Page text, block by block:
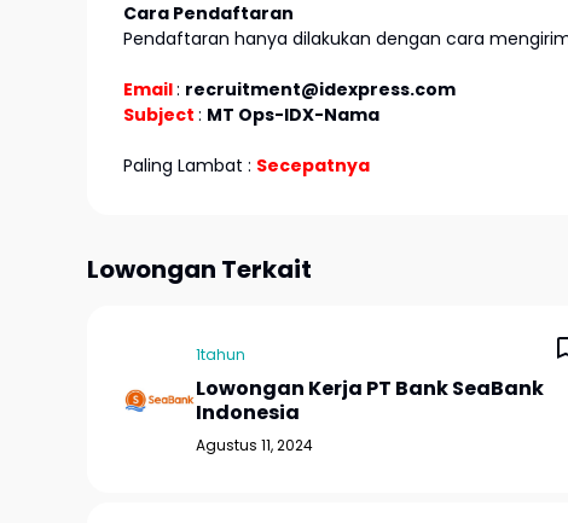
Cara Pendaftaran
Pendaftaran hanya dilakukan dengan cara
Email: recruitment@idexpress.com
Subject : MT Ops-IDX-Nama
Paling Lambat : Secepatnya
Lowongan Terkait
1tahun
Lowongan Kerja PT Bank SeaBank
Indonesia
Agustus 11, 2024